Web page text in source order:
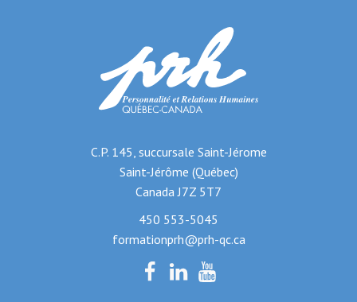
C.P. 145, succursale Saint-Jérome
Saint-Jérôme (Québec)
Canada J7Z 5T7
450 553-5045
formationprh@prh-qc.ca